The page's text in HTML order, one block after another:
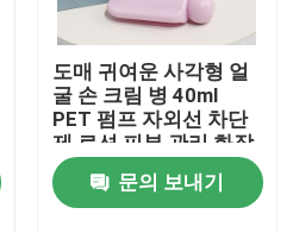
도매 귀여운 사각형 얼
굴 손 크림 병 40ml
PET 펌프 자외선 차단
제 로션 피부 관리 화장
품 사용자 지정 로고와
함께 포장문의 보내기